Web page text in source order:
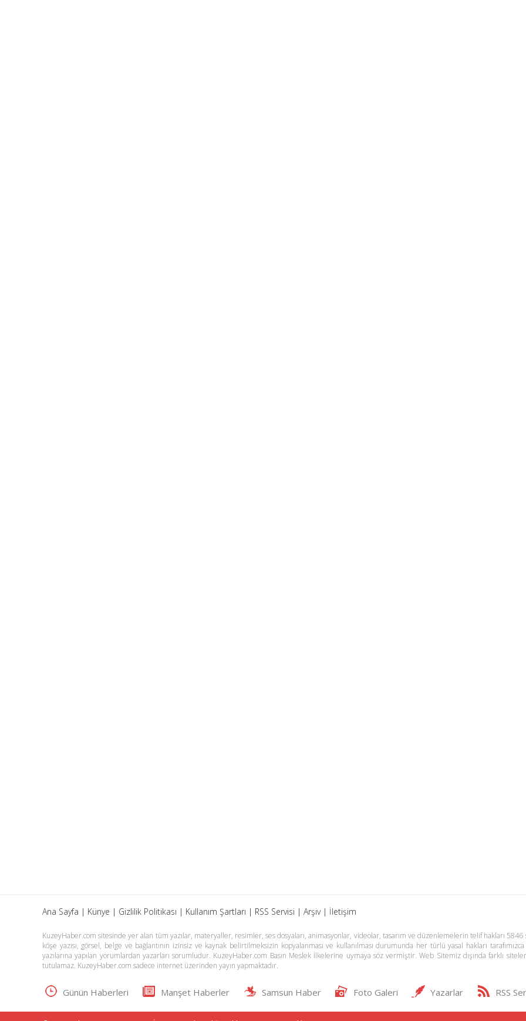
Ana Sayfa | Künye | Gizlilik Politikası | Kullanım Şartları | RSS Servisi | Arşiv| İletişim
KuzeyHaber.com sitesinde yer alan tüm yazılar, materyaller, resimler, ses dosyaları, animasyonlar, videolar, tasarım ve düzenlemelerin telif hakları
köşe yazısı, görsel, belge ve bağlantının izinsiz ve kaynak belirtilmeksizin kopyalanması ve kullanılması durumunda her türlü yasal hakları
yazılarına yapılan yorumlardan yazarları sorumludur. KuzeyHaber.com Basın Meslek İlkelerine uymaya söz vermiştir. Web Sitemiz dışında farklı
tutulamaz. KuzeyHaber.com sadece internet üzerinden yayın yapmaktadır.
Günün Haberleri Manşet Haberler Samsun Haber Foto Galeri Yazarlar RSS